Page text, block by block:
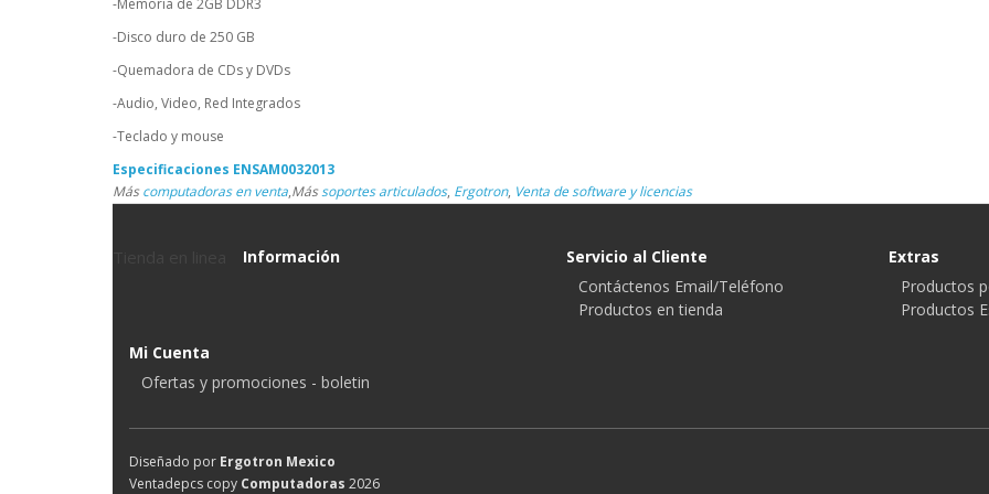
-Memoria de 2GB DDR3
-Disco duro de 250 GB
-Quemadora de CDs y DVDs
-Audio, Video, Red Integrados
-Teclado y mouse
Especificaciones ENSAM0032013
Máscomputadoras en venta,Mássoportes articulados, Ergotron, Venta de software y licencias
Información
Servicio al Cliente
Contáctenos Email/Teléfono
Productos en tienda
Extras
Productos
Productos
Mi Cuenta
Ofertas y promociones - boletin
Diseñado por Ergotron Mexico
Ventadepcs copy Computadoras 2026